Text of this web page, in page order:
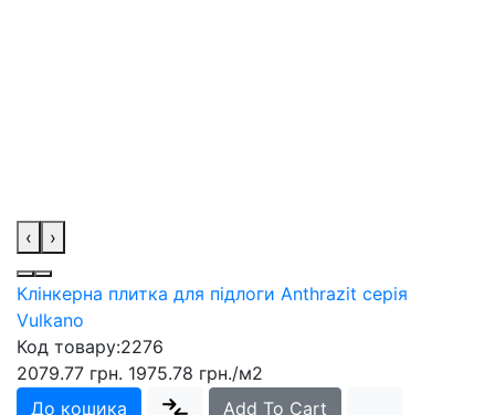
‹ ›
Клінкерна плитка для підлоги Anthrazit серія
Vulkano
Код товару:2276
2079.77 грн. 1975.78 грн./м2
До кошика
Add To Cart